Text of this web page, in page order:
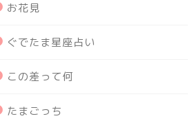
お花見
ぐでたま星座占い
この差って何
たまごっち